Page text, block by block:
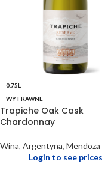
0.75L
WYTRAWNE
Trapiche Oak Cask
Chardonnay
Wina, Argentyna, Mendoza
Login to see prices